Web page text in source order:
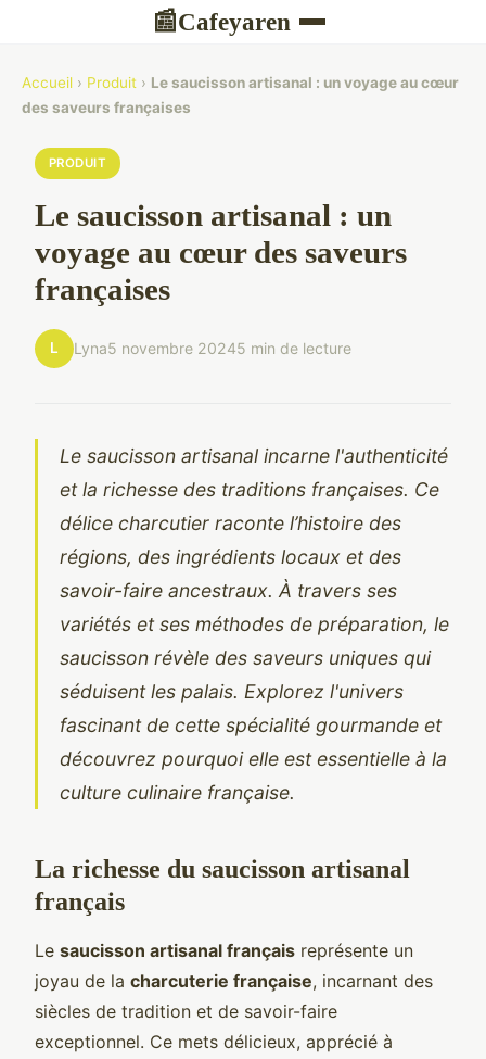
📰Cafeyaren
Accueil › Produit › Le saucisson artisanal : un voyage au cœur
des saveurs françaises
PRODUIT
Le saucisson artisanal : un
voyage au cœur des saveurs
françaises
L Lyna5 novembre 20245 min de lecture
Le saucisson artisanal incarne l'authenticité
et la richesse des traditions françaises. Ce
délice charcutier raconte l’histoire des
régions, des ingrédients locaux et des
savoir-faire ancestraux. À travers ses
variétés et ses méthodes de préparation, le
saucisson révèle des saveurs uniques qui
séduisent les palais. Explorez l'univers
fascinant de cette spécialité gourmande et
découvrez pourquoi elle est essentielle à la
culture culinaire française.
La richesse du saucisson artisanal
français
Le saucisson artisanal français représente un
joyau de la charcuterie française, incarnant des
siècles de tradition et de savoir-faire
exceptionnel. Ce mets délicieux, apprécié à